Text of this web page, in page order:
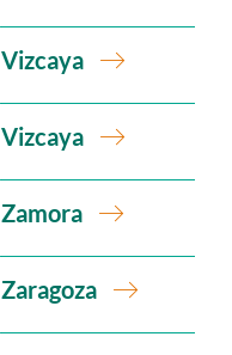
Vizcaya
Vizcaya
Zamora
Zaragoza